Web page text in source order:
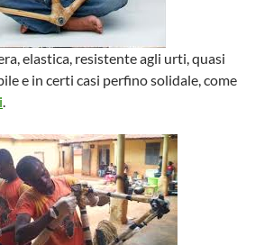
elastica, resistente agli urti, quasi
e in certi casi perfino solidale, come
.